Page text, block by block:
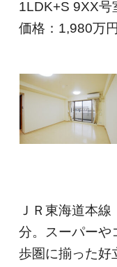
1LDK+S 9XX号
価格：1,980万
ＪＲ東海道本
分。スーパーや
歩圏に揃った好